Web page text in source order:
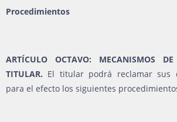
Procedimientos
ARTÍCULO OCTAVO: MECANISMOS
TITULAR. El titular podrá reclamar sus
para el efecto los siguientes